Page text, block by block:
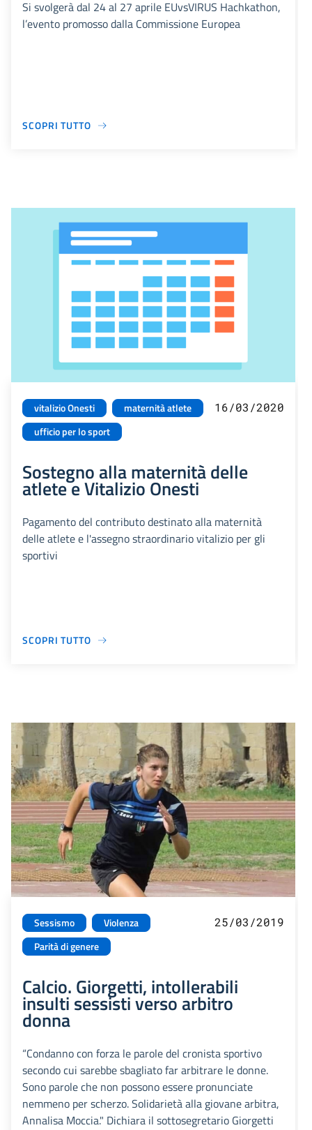
Si svolgerà dal 24 al 27 aprile EUvsVIRUS Hachkathon,
l’evento promosso dalla Commissione Europea
SCOPRI TUTTO
vitalizio Onesti
maternità atlete
ufficio per lo sport
16/03/2020
Sostegno alla maternità delle
atlete e Vitalizio Onesti
Pagamento del contributo destinato alla maternità
delle atlete e l'assegno straordinario vitalizio per gli
sportivi
SCOPRI TUTTO
Sessismo
Violenza
Parità di genere
25/03/2019
Calcio. Giorgetti, intollerabili
insulti sessisti verso arbitro
donna
“Condanno con forza le parole del cronista sportivo
secondo cui sarebbe sbagliato far arbitrare le donne.
Sono parole che non possono essere pronunciate
nemmeno per scherzo. Solidarietà alla giovane arbitra,
Annalisa Moccia." Dichiara il sottosegretario Giorgetti